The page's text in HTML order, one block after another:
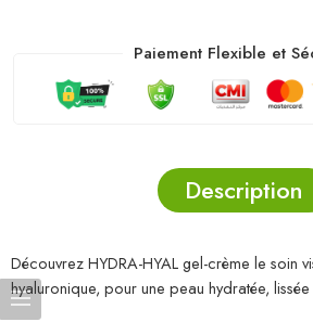
Paiement Flexible et
Description
Découvrez HYDRA-HYAL gel-crème le soin
hyaluronique, pour une peau hydratée,